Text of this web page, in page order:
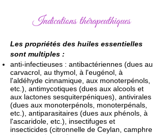
Indications thérapeuthiques
Les propriétés des huiles essentielles
sont multiples :
anti-infectieuses : antibactériennes (dues au
carvacrol, au thymol, à l'eugénol, à
l'aldéhyde cinnamique, aux monoterpénols,
etc.), antimycotiques (dues aux alcools et
aux lactones sesquiterpéniques), antivirales
(dues aux monoterpénols, monoterpénals,
etc.), antiparasitaires (dues aux phénols, à
l'ascaridole, etc.), insectifuges et
insecticides (citronnelle de Ceylan, camphre